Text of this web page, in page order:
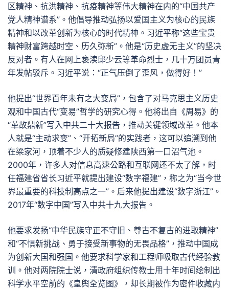
区精神、抗洪精神、抗疫精神等伟大精神在内的“中国共产
党人精神谱系”。他倡导推动弘扬以爱国主义为核心的民族
精神和以改革创新为核心的时代精神。习近平称“这些宝贵
精神财富跨越时空、历久弥新”。他是“历史虚无主义”的坚决
反对者。有人在网上亵渎邱少云等革命烈士，几十万团员青
年发帖驳斥。习近平说：“正气压倒了歪风，做得好！”
他提出“世界百年未有之大变局”，包含了对马克思主义历史
观和中国古代“变易”哲学的研究心得。他将出自《周易》的
“革故鼎新”写入中共二十大报告，推动关键领域改革。他本
人就是“主动求变”、“开拓新局”的实践者，这可以追溯到他
在梁家河，顶着不少人的质疑修建陕西第一口沼气池。
2000年，许多人对信息高速公路和互联网还不太了解，时
任福建省省长习近平就提出建设“数字福建”，称之为“当今世
界最重要的科技制高点之一”。后来他提出建设“数字浙江”。
2017年“数字中国”写入中共十九大报告。
他要求发扬“中华民族守正不守旧、尊古不复古的进取精神”
和“不惧新挑战、勇于接受新事物的无畏品格”，推动中国成
为创新大国和强国。他要求科学家和工程师吸取古代经验教
训。他对两院院士说，清政府组织传教士用十年时间绘制出
科学水平空前的《皇舆全览图》，却长期被作为密件收藏内